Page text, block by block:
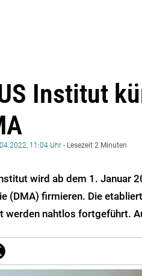
Institut
11:04 Uhr - Lesezeit 2 Minuten
wird ab dem 1. Januar
(DMA) firmieren. Die
werden nahtlos fortgeführt.